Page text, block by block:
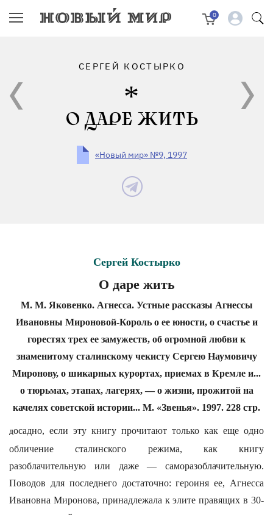
0
СЕРГЕЙ КОСТЫРКО
О ДАРЕ ЖИТЬ
«Новый мир» №9, 1997
Сергей Костырко
О даре жить
М. М. Яковенко. Агнесса. Устные рассказы Агнессы
Ивановны Мироновой-Король о ее юности, о счастье и
горестях трех ее замужеств, об огромной любви к
знаменитому сталинскому чекисту Сергею Наумовичу
Миронову, о шикарных курортах, приемах в Кремле и...
о тюрьмах, этапах, лагерях, — о жизни, прожитой на
качелях советской истории... М. «Звенья». 1997. 228 стр.
Досадно, если эту книгу прочитают только как еще одно
обличение сталинского режима, как книгу
разоблачительную или даже — саморазоблачительную.
Поводов для последнего достаточно: героиня ее, Агнесса
Ивановна Миронова, принадлежала к элите правящих в 30-